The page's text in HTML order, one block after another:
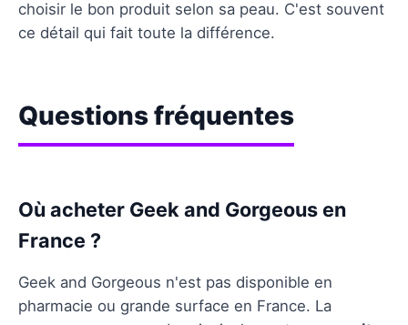
choisir le bon produit selon sa peau. C'est souvent
ce détail qui fait toute la différence.
Questions fréquentes
Où acheter Geek and Gorgeous en
France ?
Geek and Gorgeous n'est pas disponible en
pharmacie ou grande surface en France. La